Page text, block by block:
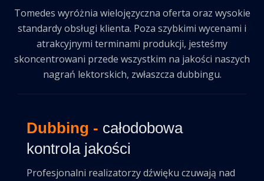
Tomedes wyróżnia wielojęzyczna oferta oraz wysokie
standardy obsługi klienta. Poza szybkimi wycenami i
atrakcyjnymi terminami produkcji, jesteśmy
skoncentrowani przede wszystkim na jakości naszych
nagrań lektorskich, zwłaszcza dubbingu.
Dubbing - całodobowa
kontrola jakości
Profesjonalni realizatorzy dźwięku czuwają nad